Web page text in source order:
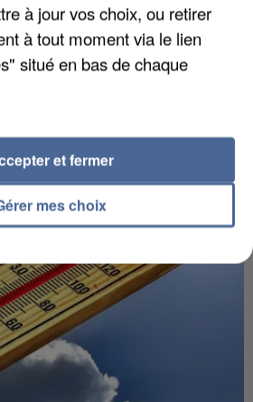
à Marseille après la
de...
à jour vos choix, ou retirer
à tout moment via le lien
situé en bas de chaque
mes choix
et fermer